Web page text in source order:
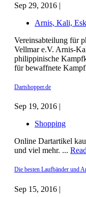
Sep 29, 2016 |
Arnis, Kali,
Vereinsabteilung für
Vellmar e.V. Arnis-
philippinische
für bewaffnete
Dartshopper.de
Sep 19, 2016 |
Shopping
Online Dartartikel
und viel mehr. ...
Die besten Laufbänder und
Sep 15, 2016 |